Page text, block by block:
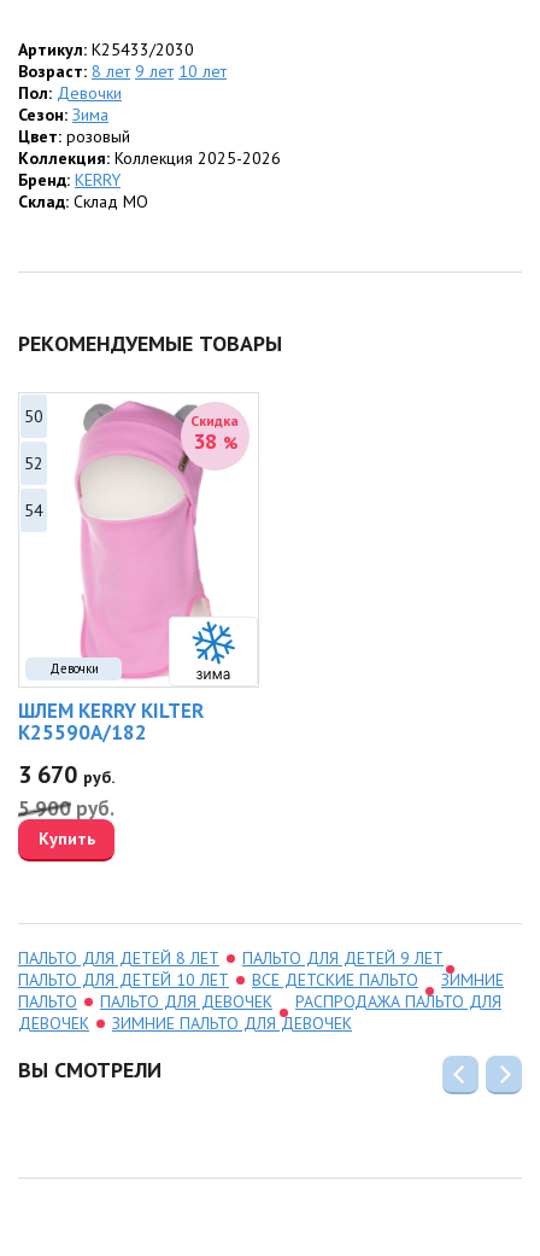
молнии.
• Молния снабженаветрозащитной планкой
•Дополнительная безопасность:
дополнительные
сумерках.
Характеристики:
•Состав:Верх, подкладка и утеплитель —
Артикул: K25433/2030
Возраст: 8 лет 9 лет 10 лет
Пол: Девочки
Сезон: Зима
Цвет: розовый
Коллекция: Коллекция 2025-2026
Бренд: KERRY
Склад: Склад МО
РЕКОМЕНДУЕМЫЕ ТОВАРЫ
Девочки
Скидка
38 %
50
52
54
ШЛЕМ KERRY KILTER
K25590A/182
3 670 руб.
5 900 руб.
Купить
ПАЛЬТО ДЛЯ ДЕТЕЙ 8 ЛЕТ
ПАЛЬТО ДЛЯ ДЕТЕЙ 9 ЛЕТ
ПАЛЬТО ДЛЯ ДЕТЕЙ 10 ЛЕТ
ВСЕ ДЕТСКИЕ ПАЛЬТО
ЗИМНИЕ
ПАЛЬТО
ПАЛЬТО ДЛЯ ДЕВОЧЕК
РАСПРОДАЖА ПАЛЬТО ДЛЯ
ДЕВОЧЕК
ЗИМНИЕ ПАЛЬТО ДЛЯ ДЕВОЧЕК
ВЫ СМОТРЕЛИ